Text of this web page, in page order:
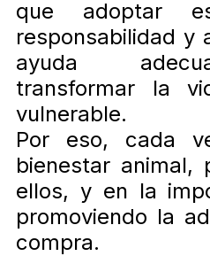
que adoptar
responsabilidad y
ayuda
transformar la
vulnerable.
Por eso, cada
bienestar animal,
ellos, y en la
promoviendo la
compra.